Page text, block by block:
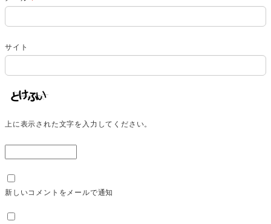
サイト
上に表示された文字を入力してください。
新しいコメントをメールで通知